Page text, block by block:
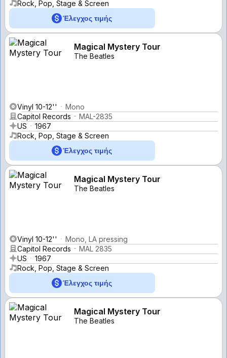
Rock, Pop, Stage & Screen
Έλεγχος τιμής
Magical Mystery Tour
The Beatles
Vinyl 10-12''
Mono
Capitol Records
MAL-2835
US
1967
Rock, Pop, Stage & Screen
Έλεγχος τιμής
Magical Mystery Tour
The Beatles
Vinyl 10-12''
Mono, LA pressing
Capitol Records
MAL 2835
US
1967
Rock, Pop, Stage & Screen
Έλεγχος τιμής
Magical Mystery Tour
The Beatles